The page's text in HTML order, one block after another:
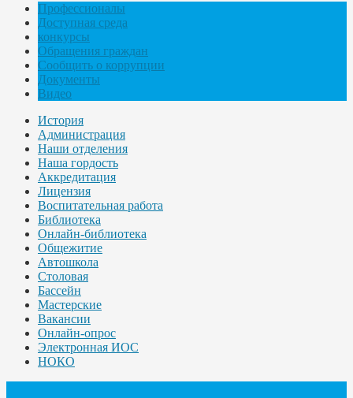
Профессионалы
Доступная среда
конкурсы
Обращения граждан
Сообщить о коррупции
Документы
Видео
История
Администрация
Наши отделения
Наша гордость
Аккредитация
Лицензия
Воспитательная работа
Библиотека
Онлайн-библиотека
Общежитие
Автошкола
Столовая
Бассейн
Мастерские
Вакансии
Онлайн-опрос
Электронная ИОС
НОКО